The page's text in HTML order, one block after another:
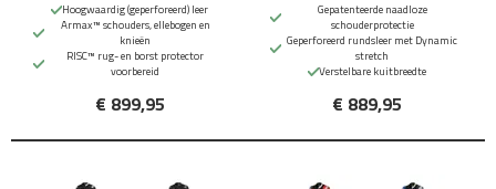
Hoogwaardig (geperforeerd) leer
Armax™ schouders, ellebogen en
knieën
RISC™ rug- en borst protector
voorbereid
€ 899,95
Gepatenteerde naadloze
schouderprotectie
Geperforeerd rundsleer met Dynamic
stretch
Verstelbare kuitbreedte
€ 889,95